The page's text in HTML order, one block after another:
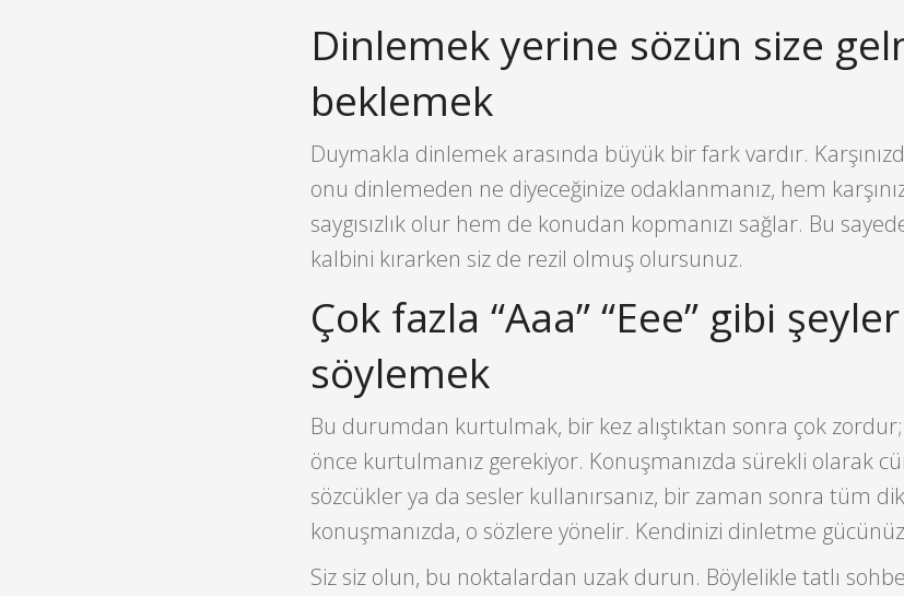
Dinlemek yerine sözün size
beklemek
Duymakla dinlemek arasında büyük bir fark vardır.
onu dinlemeden ne diyeceğinize odaklanmanız, hem
saygısızlık olur hem de konudan kopmanızı sağlar. Bu
kalbini kırarken siz de rezil olmuş olursunuz.
Çok fazla “Aaa” “Eee” gibi şeyler
söylemek
Bu durumdan kurtulmak, bir kez alıştıktan sonra çok
önce kurtulmanız gerekiyor. Konuşmanızda sürekli olarak
sözcükler ya da sesler kullanırsanız, bir zaman sonra tüm
konuşmanızda, o sözlere yönelir. Kendinizi dinletme
Siz siz olun, bu noktalardan uzak durun. Böylelikle tatlı